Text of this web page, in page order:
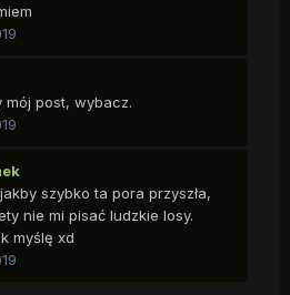
mój post, wybacz.
szybko ta pora przyszła,
nie mi pisać ludzkie losy.
myślę xd